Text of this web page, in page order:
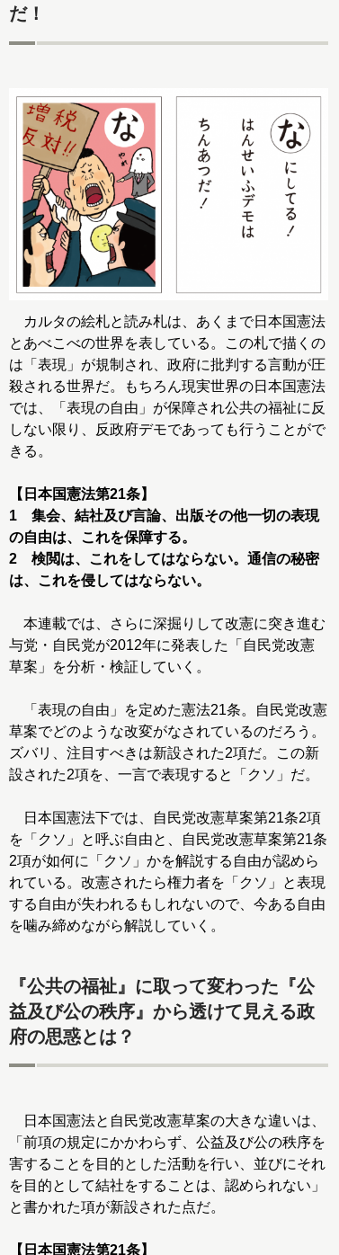
だ！
カルタの絵札と読み札は、あくまで日本国憲法
とあべこべの世界を表している。この札で描くの
は「表現」が規制され、政府に批判する言動が圧
殺される世界だ。もちろん現実世界の日本国憲法
では、「表現の自由」が保障され公共の福祉に反
しない限り、反政府デモであっても行うことがで
きる。
【日本国憲法第21条】
1 集会、結社及び言論、出版その他一切の表現
の自由は、これを保障する。
2 検閲は、これをしてはならない。通信の秘密
は、これを侵してはならない。
本連載では、さらに深掘りして改憲に突き進む
与党・自民党が2012年に発表した「自民党改憲
草案」を分析・検証していく。
「表現の自由」を定めた憲法21条。自民党改憲
草案でどのような改変がなされているのだろう。
ズバリ、注目すべきは新設された2項だ。この新
設された2項を、一言で表現すると「クソ」だ。
日本国憲法下では、自民党改憲草案第21条2項
を「クソ」と呼ぶ自由と、自民党改憲草案第21条
2項が如何に「クソ」かを解説する自由が認めら
れている。改憲されたら権力者を「クソ」と表現
する自由が失われるもしれないので、今ある自由
を噛み締めながら解説していく。
『公共の福祉』に取って変わった『公
益及び公の秩序』から透けて見える政
府の思惑とは？
日本国憲法と自民党改憲草案の大きな違いは、
「前項の規定にかかわらず、公益及び公の秩序を
害することを目的とした活動を行い、並びにそれ
を目的として結社をすることは、認められない」
と書かれた項が新設された点だ。
【日本国憲法第21条】